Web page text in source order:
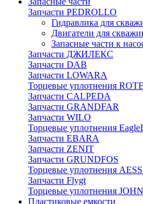
Запчасти PEDROLLO
Гидравлика для
Двигатели для
Запасные части к
Запчасти ДЖИЛЕКС
Запчасти DAB
Запчасти LOWARA
Торцевые уплотнения
Запчасти CALPEDA
Запчасти GRANDFAR
Запчасти WILO
Торцевые уплотнения
Запчасти EBARA
Запчасти ZENIT
Запчасти GRUNDFOS
Торцевые уплотнения
Запчасти Flygt
Торцевые уплотнения
Пластиковые емкости